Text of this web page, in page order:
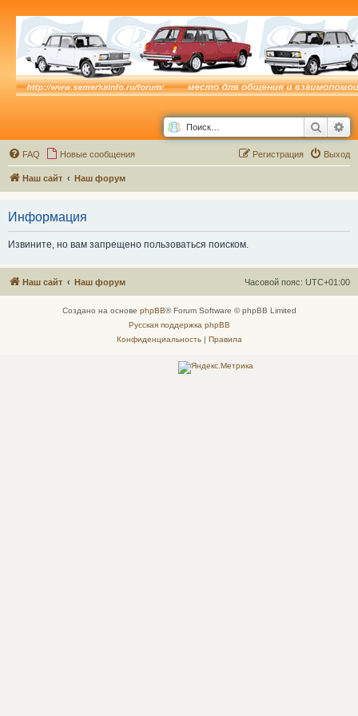
Поиск
FAQ Новые сообщения Выход
Регистрация
Наш сайт Наш форум
Информация
Извините, но вам запрещено пользоваться поиском.
Наш сайт Наш форум Часовой пояс: UTC+01:00
Создано на основе phpBB® Forum Software © phpBB Limited
Русская поддержка phpBB
Конфиденциальность| Правила